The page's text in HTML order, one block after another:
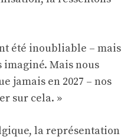
été inoubliable – mais
imaginé. Mais nous
jamais en 2027 – nos
sur cela. »
la représentation